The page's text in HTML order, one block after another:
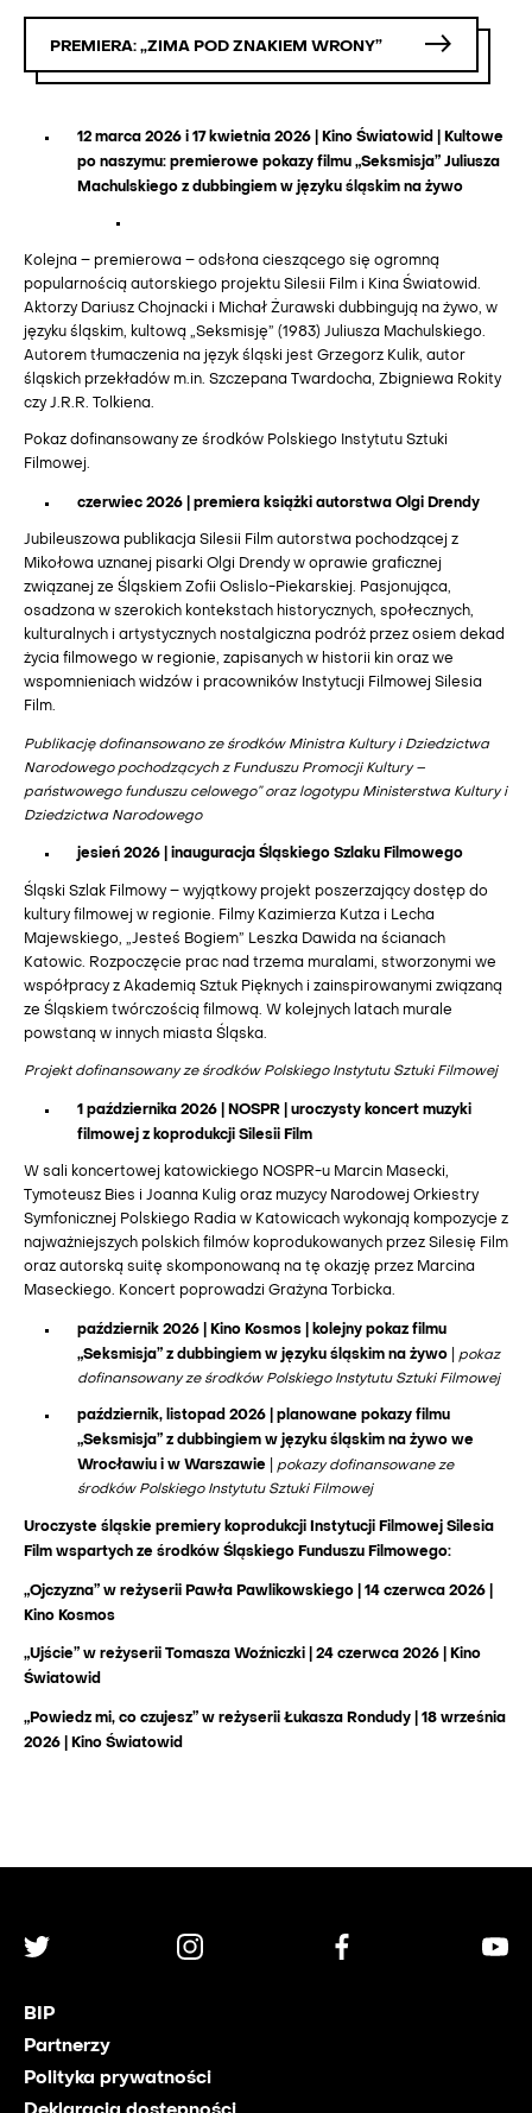
PREMIERA: „ZIMA POD ZNAKIEM WRONY”
12 marca 2026 i 17 kwietnia 2026 | Kino Światowid | Kultowe
po naszymu: premierowe pokazy filmu „Seksmisja” Juliusza
Machulskiego z dubbingiem w języku śląskim na żywo
Kolejna – premierowa – odsłona cieszącego się ogromną
popularnością autorskiego projektu Silesii Film i Kina Światowid.
Aktorzy Dariusz Chojnacki i Michał Żurawski dubbingują na żywo, w
języku śląskim, kultową „Seksmisję” (1983) Juliusza Machulskiego.
Autorem tłumaczenia na język śląski jest Grzegorz Kulik, autor
śląskich przekładów m.in. Szczepana Twardocha, Zbigniewa Rokity
czy J.R.R. Tolkiena.
Pokaz dofinansowany ze środków Polskiego Instytutu Sztuki
Filmowej.
czerwiec 2026 | premiera książki autorstwa Olgi Drendy
Jubileuszowa publikacja Silesii Film autorstwa pochodzącej z
Mikołowa uznanej pisarki Olgi Drendy w oprawie graficznej
związanej ze Śląskiem Zofii Oslislo-Piekarskiej. Pasjonująca,
osadzona w szerokich kontekstach historycznych, społecznych,
kulturalnych i artystycznych nostalgiczna podróż przez osiem dekad
życia filmowego w regionie, zapisanych w historii kin oraz we
wspomnieniach widzów i pracowników Instytucji Filmowej Silesia
Film.
Publikację dofinansowano ze środków Ministra Kultury i Dziedzictwa
Narodowego pochodzących z Funduszu Promocji Kultury –
państwowego funduszu celowego” oraz logotypu Ministerstwa Kultury i
Dziedzictwa Narodowego
jesień 2026 | inauguracja Śląskiego Szlaku Filmowego
Śląski Szlak Filmowy – wyjątkowy projekt poszerzający dostęp do
kultury filmowej w regionie. Filmy Kazimierza Kutza i Lecha
Majewskiego, „Jesteś Bogiem” Leszka Dawida na ścianach
Katowic. Rozpoczęcie prac nad trzema muralami, stworzonymi we
współpracy z Akademią Sztuk Pięknych i zainspirowanymi związaną
ze Śląskiem twórczością filmową. W kolejnych latach murale
powstaną w innych miasta Śląska.
Projekt dofinansowany ze środków Polskiego Instytutu Sztuki Filmowej
1 października 2026 | NOSPR | uroczysty koncert muzyki
filmowej z koprodukcji Silesii Film
W sali koncertowej katowickiego NOSPR-u Marcin Masecki,
Tymoteusz Bies i Joanna Kulig oraz muzycy Narodowej Orkiestry
Symfonicznej Polskiego Radia w Katowicach wykonają kompozycje z
najważniejszych polskich filmów koprodukowanych przez Silesię Film
oraz autorską suitę skomponowaną na tę okazję przez Marcina
Maseckiego. Koncert poprowadzi Grażyna Torbicka.
październik 2026 | Kino Kosmos | kolejny pokaz filmu
„Seksmisja” z dubbingiem w języku śląskim na żywo
pokaz
dofinansowany ze środków Polskiego Instytutu Sztuki Filmowej
październik, listopad 2026 | planowane pokazy filmu
„Seksmisja” z dubbingiem w języku śląskim na żywo we
Wrocławiu i w Warszawie
pokazy dofinansowane ze
środków Polskiego Instytutu Sztuki Filmowej
Uroczyste śląskie premiery koprodukcji Instytucji Filmowej Silesia
Film wspartych ze środków Śląskiego Funduszu Filmowego:
„Ojczyzna” w reżyserii Pawła Pawlikowskiego | 14 czerwca 2026 |
Kino Kosmos
„Ujście” w reżyserii Tomasza Woźniczki | 24 czerwca 2026 | Kino
Światowid
„Powiedz mi, co czujesz” w reżyserii Łukasza Rondudy
| 18 września
2026 | Kino Światowid
BIP
Partnerzy
Polityka prywatności